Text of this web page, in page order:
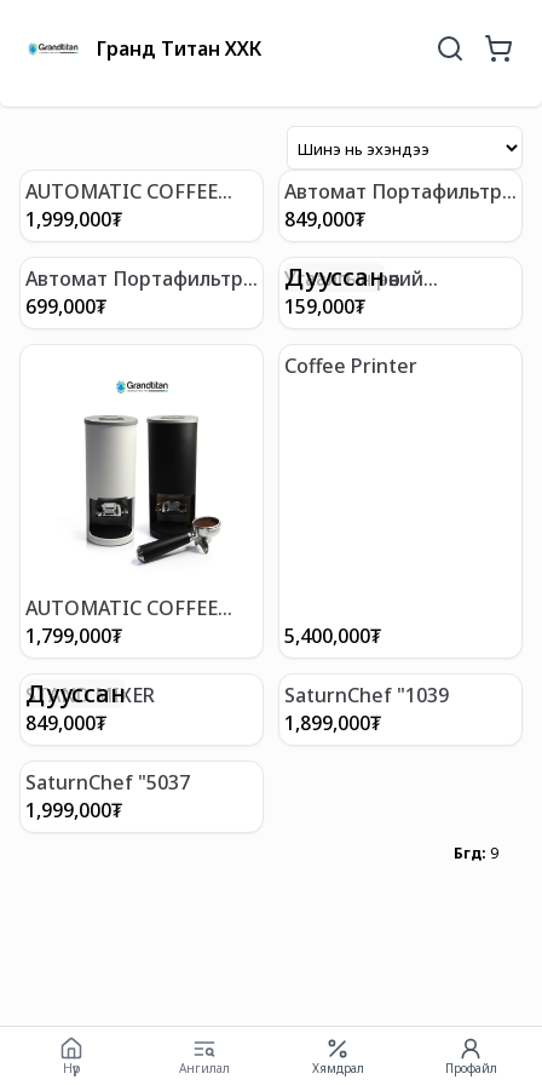
Гранд Титан ХХК
AUTOMATIC COFFEE
TAMPER
1,999,000₮
Автомат Портафильтр
Цэвэрлэгч
849,000₮
Автомат Портафильтр
Цэвэрлэгч
699,000₮
Дууссан
Угаалгын өрөөний
цахилгаан сойз
159,000₮
AUTOMATIC COFFEE
TAMPER
1,799,000₮
Coffee Printer
5,400,000₮
Дууссан
STAND MIXER
849,000₮
SaturnChef "1039
1,899,000₮
SaturnChef "5037
1,999,000₮
Бүгд: 9
Нүүр Ангилал Хямдрал Профайл